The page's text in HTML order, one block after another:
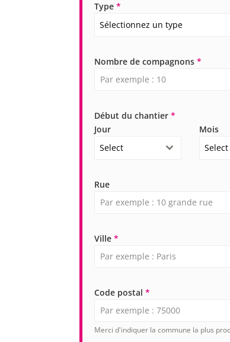
Type*
Sélectionnez un type
Nombre de compagnons*
Début du chantier*
Jour
Select
Mois
Select
Rue
Ville*
Code postal*
Merci d'indiquer la commune la plus